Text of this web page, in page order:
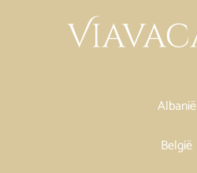
Albanië
België